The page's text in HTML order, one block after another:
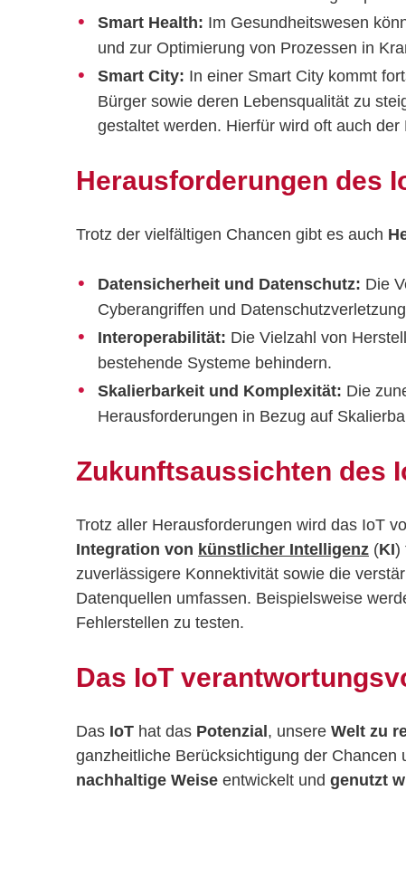
Smart Health: Im Gesundheitswesen
und zur Optimierung von Prozessen in
Smart City: In einer Smart City kommt
Bürger sowie deren Lebensqualität zu
gestaltet werden. Hierfür wird oft auch
Herausforderungen des
Trotz der vielfältigen Chancen gibt es auch
Datensicherheit und Datenschutz: Die
Cyberangriffen und
Interoperabilität: Die Vielzahl von
bestehende Systeme behindern.
Skalierbarkeit und Komplexität: Die
Herausforderungen in Bezug auf
Zukunftsaussichten des
Trotz aller Herausforderungen wird das IoT
Integration von künstlicher Intelligenz (KI)
zuverlässigere Konnektivität sowie die
Datenquellen umfassen. Beispielsweise
Fehlerstellen zu testen.
Das IoT
Das IoT hat das Potenzial , unsere Welt zu
ganzheitliche Berücksichtigung der
nachhaltige Weise entwickelt und genutzt